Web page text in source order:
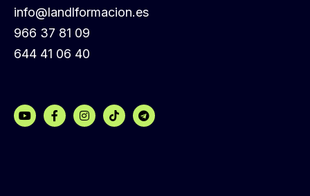
info@landlformacion.es
966 37 81 09
644 41 06 40